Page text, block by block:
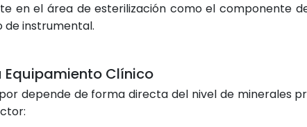
en el área de esterilización como el componente
de instrumental.
Equipamiento Clínico
depende de forma directa del nivel de minerales